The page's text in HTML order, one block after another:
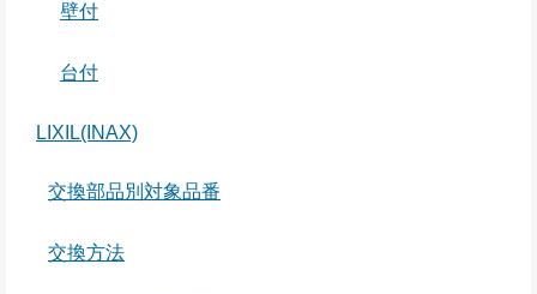
壁付
台付
LIXIL(INAX)
交換部品別対象品番
交換方法